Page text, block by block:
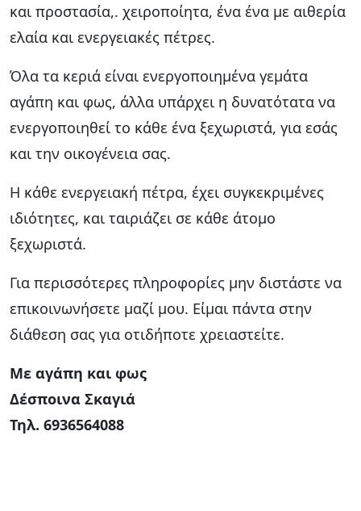
και προστασία,. χειροποίητα, ένα ένα με αιθερία
ελαία και ενεργειακές πέτρες.
Όλα τα κεριά είναι ενεργοποιημένα γεμάτα
αγάπη και φως, άλλα υπάρχει η δυνατότατα να
ενεργοποιηθεί το κάθε ένα ξεχωριστά, για εσάς
και την οικογένεια σας.
Η κάθε ενεργειακή πέτρα, έχει συγκεκριμένες
ιδιότητες, και ταιριάζει σε κάθε άτομο
ξεχωριστά.
Για περισσότερες πληροφορίες μην διστάστε να
επικοινωνήσετε μαζί μου. Είμαι πάντα στην
διάθεση σας για οτιδήποτε χρειαστείτε.
Με αγάπη και φως
Δέσποινα Σκαγιά
Τηλ. 6936564088